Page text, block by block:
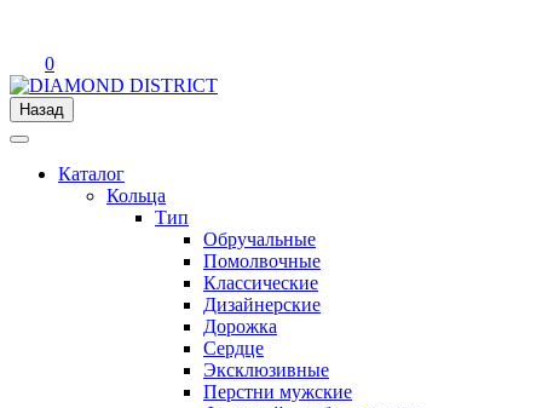
0
Назад
Каталог
Кольца
Тип
Обручальные
Помолвочные
Классические
Дизайнерские
Дорожка
Сердце
Эксклюзивные
Перстни мужские